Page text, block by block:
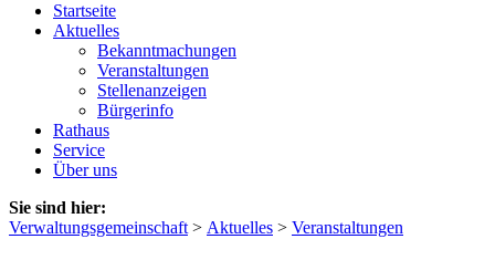
Startseite
Aktuelles
Bekanntmachungen
Veranstaltungen
Stellenanzeigen
Bürgerinfo
Rathaus
Service
Über uns
Sie sind hier:
Verwaltungsgemeinschaft > Aktuelles > Veranstaltungen